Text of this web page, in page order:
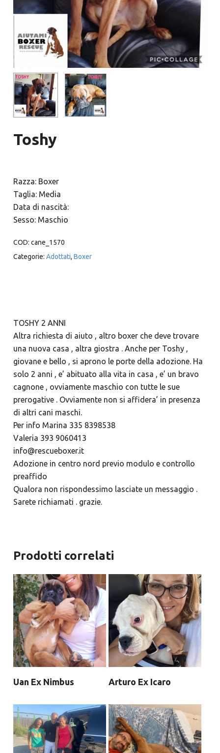
Toshy
Razza: Boxer
Taglia: Media
Data di nascità:
Sesso: Maschio
COD: cane_1570
Categorie: Adottati, Boxer
TOSHY 2 ANNI
Altra richiesta di aiuto , altro boxer che deve trovare
una nuova casa , altra giostra . Anche per Toshy ,
giovane e bello , si aprono le porte della adozione. Ha
solo 2 anni , e’ abituato alla vita in casa , e’ un bravo
cagnone , ovviamente maschio con tutte le sue
prerogative . Ovviamente non si affidera’ in presenza
di altri cani maschi.
Per info Marina 335 8398538
Valeria 393 9060413
info@rescueboxer.it
Adozione in centro nord previo modulo e controllo
preaffido
Qualora non rispondessimo lasciate un messaggio .
Sarete richiamati . grazie.
Prodotti correlati
Uan Ex Nimbus Arturo Ex Icaro